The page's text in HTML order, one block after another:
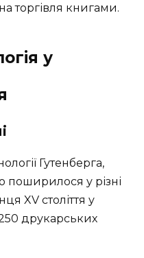
торгівля книгами.
у
Гутенберга,
у різні
XV століття у
друкарських